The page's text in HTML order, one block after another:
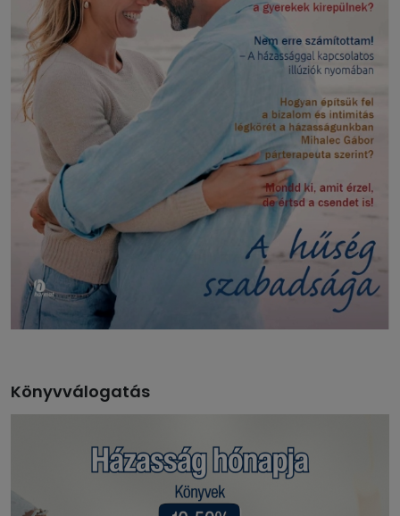
Könyvválogatás